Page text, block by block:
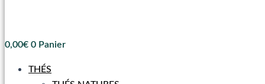
0,00€ 0 Panier
THÉS